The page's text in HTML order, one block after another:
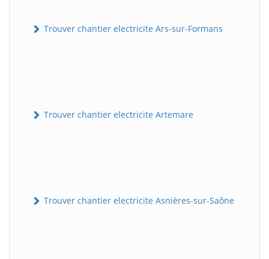
Trouver chantier electricite Ars-sur-Formans
Trouver chantier electricite Artemare
Trouver chantier electricite Asnières-sur-Saône